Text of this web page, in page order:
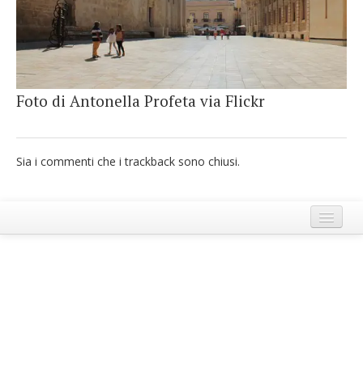
Spanish
French
Italiano
Foto di Antonella Profeta via Flickr
Sia i commenti che i trackback sono chiusi.